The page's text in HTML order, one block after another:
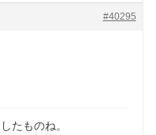
#40295
たものね。